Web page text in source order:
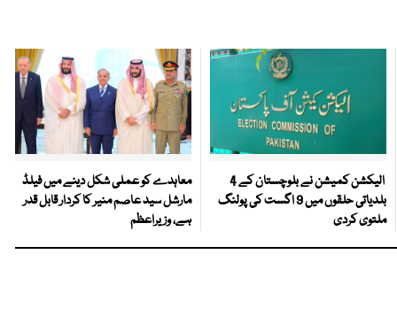
الیکشن کمیشن نے بلوچستان کے 4
بلدیاتی حلقوں میں 9 اگست کی پولنگ
ملتوی کردی
معاہدے کو عملی شکل دینے میں فیلڈ
مارشل سید عاصم منیر کا کردار قابل قدر
ہے، وزیراعظم